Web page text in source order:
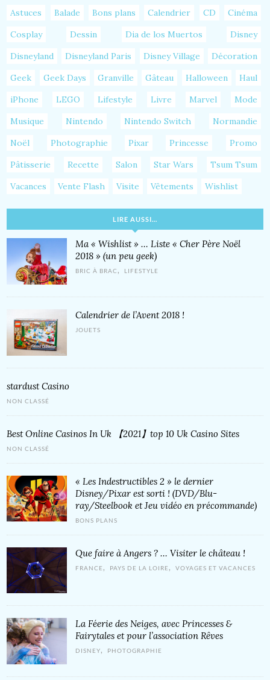
Astuces Balade Bons plans Calendrier CD
Cinéma
Cosplay
Dessin Dia de los Muertos
Disney
Disneyland
Disneyland Paris Disney Village
Décoration
Geek
Geek Days Granville Gâteau Halloween
Haul
iPhone
LEGO Lifestyle Livre Marvel
Mode
Musique
Nintendo Nintendo Switch
Normandie
Noël
Photographie Pixar Princesse
Promo
Pâtisserie
Recette Salon Star Wars
Tsum Tsum
Vacances
Vente Flash Visite Vêtements Wishlist
LIRE AUSSI…
Ma « Wishlist » … Liste « Cher Père Noël
2018 » (un peu geek)
BRIC À BRAC, LIFESTYLE
Calendrier de l’Avent 2018 !
JOUETS
‎stardust Casino
NON CLASSÉ
Best Online Casinos In Uk 【2021】top 10 Uk Casino Sites
NON CLASSÉ
« Les Indestructibles 2 » le dernier
Disney/Pixar est sorti ! (DVD/Blu-
ray/Steelbook et Jeu vidéo en précommande)
BONS PLANS
Que faire à Angers ? … Visiter le château !
FRANCE , PAYS DE LA LOIRE , VOYAGES ET VACANCES
La Féerie des Neiges, avec Princesses &
Fairytales et pour l’association Rêves
DISNEY, PHOTOGRAPHIE